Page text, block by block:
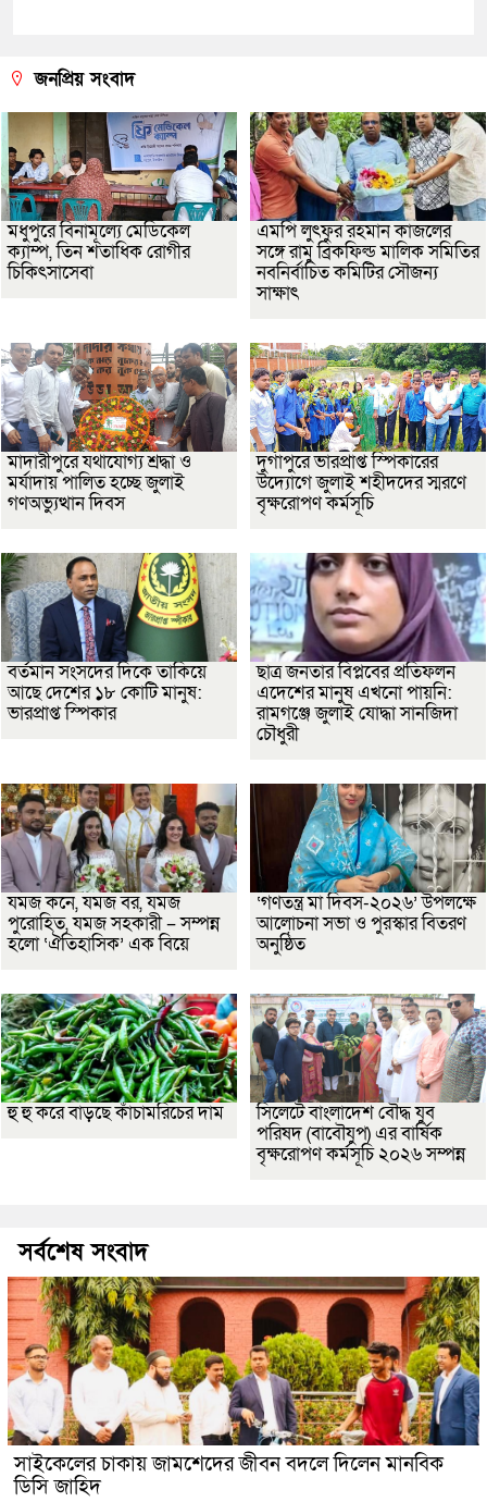
জনপ্রিয় সংবাদ
মধুপুরে বিনামূল্যে মেডিকেল
ক্যাম্প, তিন শতাধিক রোগীর
চিকিৎসাসেবা
এমপি লুৎফুর রহমান কাজলের
সঙ্গে রামু ব্রিকফিল্ড মালিক সমিতির
নবনির্বাচিত কমিটির সৌজন্য
সাক্ষাৎ
মাদারীপুরে যথাযোগ্য শ্রদ্ধা ও
মর্যাদায় পালিত হচ্ছে জুলাই
গণঅভ্যুত্থান দিবস
দুর্গাপুরে ভারপ্রাপ্ত স্পিকারের
উদ্যোগে জুলাই শহীদদের স্মরণে
বৃক্ষরোপণ কর্মসূচি
বর্তমান সংসদের দিকে তাকিয়ে
আছে দেশের ১৮ কোটি মানুষ:
ভারপ্রাপ্ত স্পিকার
ছাত্র জনতার বিপ্লবের প্রতিফলন
এদেশের মানুষ এখনো পায়নি:
রামগঞ্জে জুলাই যোদ্ধা সানজিদা
চৌধুরী
যমজ কনে, যমজ বর, যমজ
পুরোহিত, যমজ সহকারী – সম্পন্ন
হলো ‘ঐতিহাসিক’ এক বিয়ে
‘গণতন্ত্র মা দিবস-২০২৬’ উপলক্ষে
আলোচনা সভা ও পুরস্কার বিতরণ
অনুষ্ঠিত
হু হু করে বাড়ছে কাঁচামরিচের দাম
সিলেটে বাংলাদেশ বৌদ্ধ যুব
পরিষদ (বাবৌযুপ) এর বার্ষিক
বৃক্ষরোপণ কর্মসূচি ২০২৬ সম্পন্ন
সর্বশেষ সংবাদ
সাইকেলের চাকায় জামশেদের জীবন বদলে দিলেন মানবিক
ডিসি জাহিদ